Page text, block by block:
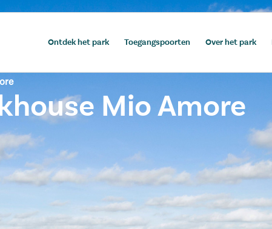
Ontdek het park Toegangspoorten Over het park
Mio Amore